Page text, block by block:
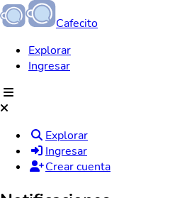
Cafecito
Explorar
Ingresar
Explorar
Ingresar
Crear cuenta